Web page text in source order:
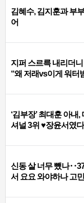
김혜수, 김지훈과 부
어
지퍼 스르륵 내리더
“왜 저래vs이게 워터
‘김부장’ 최대훈 아내
셔널 3위 ♥장윤서였다
신동 살 너무 뺐나
서 요요 와야하나 고